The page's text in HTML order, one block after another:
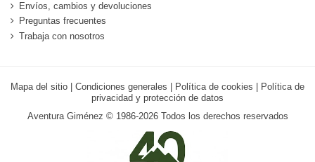
Envíos, cambios y devoluciones
Preguntas frecuentes
Trabaja con nosotros
Mapa del sitio Condiciones generales Política de cookies
Política de
privacidad y protección de datos
Aventura Giménez © 1986-2026 Todos los derechos reservados